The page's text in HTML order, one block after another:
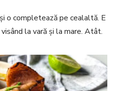
o completează pe cealaltă. E
la vară și la mare. Atât.